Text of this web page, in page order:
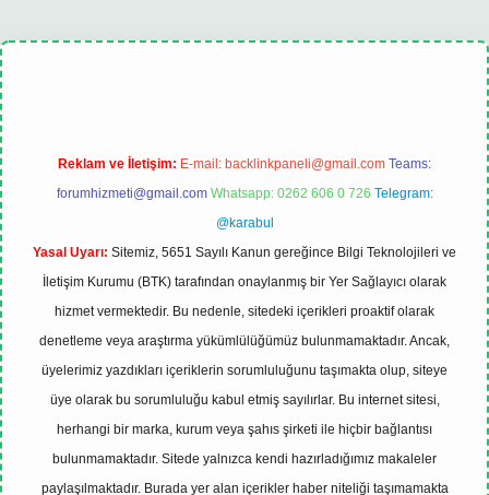
güncel
Reklam ve İletişim: E-mail: backlinkpaneli@gmail.com Teams:
forumhizmeti@gmail.com Whatsapp: 0262 606 0 726 Telegram:
@karabul
Yasal Uyarı: Sitemiz, 5651 Sayılı Kanun gereğince Bilgi Teknolojileri ve
İletişim Kurumu (BTK) tarafından onaylanmış bir Yer Sağlayıcı olarak
hizmet vermektedir. Bu nedenle, sitedeki içerikleri proaktif olarak
denetleme veya araştırma yükümlülüğümüz bulunmamaktadır. Ancak,
üyelerimiz yazdıkları içeriklerin sorumluluğunu taşımakta olup, siteye
üye olarak bu sorumluluğu kabul etmiş sayılırlar. Bu internet sitesi,
herhangi bir marka, kurum veya şahıs şirketi ile hiçbir bağlantısı
bulunmamaktadır. Sitede yalnızca kendi hazırladığımız makaleler
paylaşılmaktadır. Burada yer alan içerikler haber niteliği taşımamakta